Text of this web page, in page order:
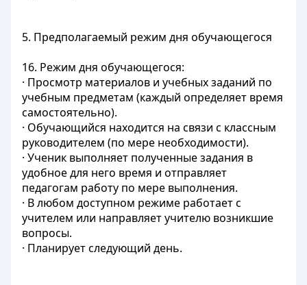
5. Предполагаемый режим дня обучающегося
16. Режим дня обучающегося:
· Просмотр материалов и учебных заданий по
учебным предметам (каждый определяет время
самостоятельно).
· Обучающийся находится на связи с классным
руководителем (по мере необходимости).
· Ученик выполняет полученные задания в
удобное для него время и отправляет
педагогам работу по мере выполнения.
· В любом доступном режиме работает с
учителем или направляет учителю возникшие
вопросы.
· Планирует следующий день.